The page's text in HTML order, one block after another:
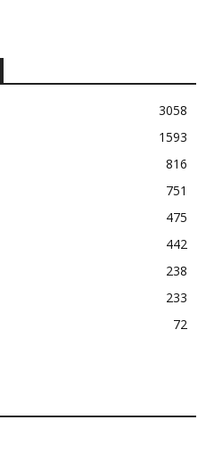
3058
1593
816
751
475
442
238
233
72